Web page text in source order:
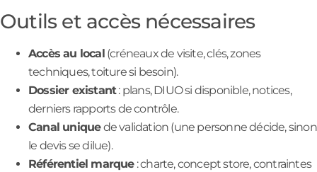
Outils et accès nécessaires
Accès au local (créneaux de visite, clés, zones
techniques, toiture si besoin).
Dossier existant: plans, DIUO si disponible, notices,
derniers rapports de contrôle.
Canal uniquede validation (une personne décide, sinon
le devis se dilue).
Référentiel marque: charte, concept store, contraintes